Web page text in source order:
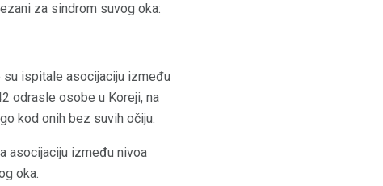
za sindrom suvog oka:
su ispitale asocijaciju između
odrasle osobe u Koreji, na
kod onih bez suvih očiju.
asocijaciju između nivoa
oka.